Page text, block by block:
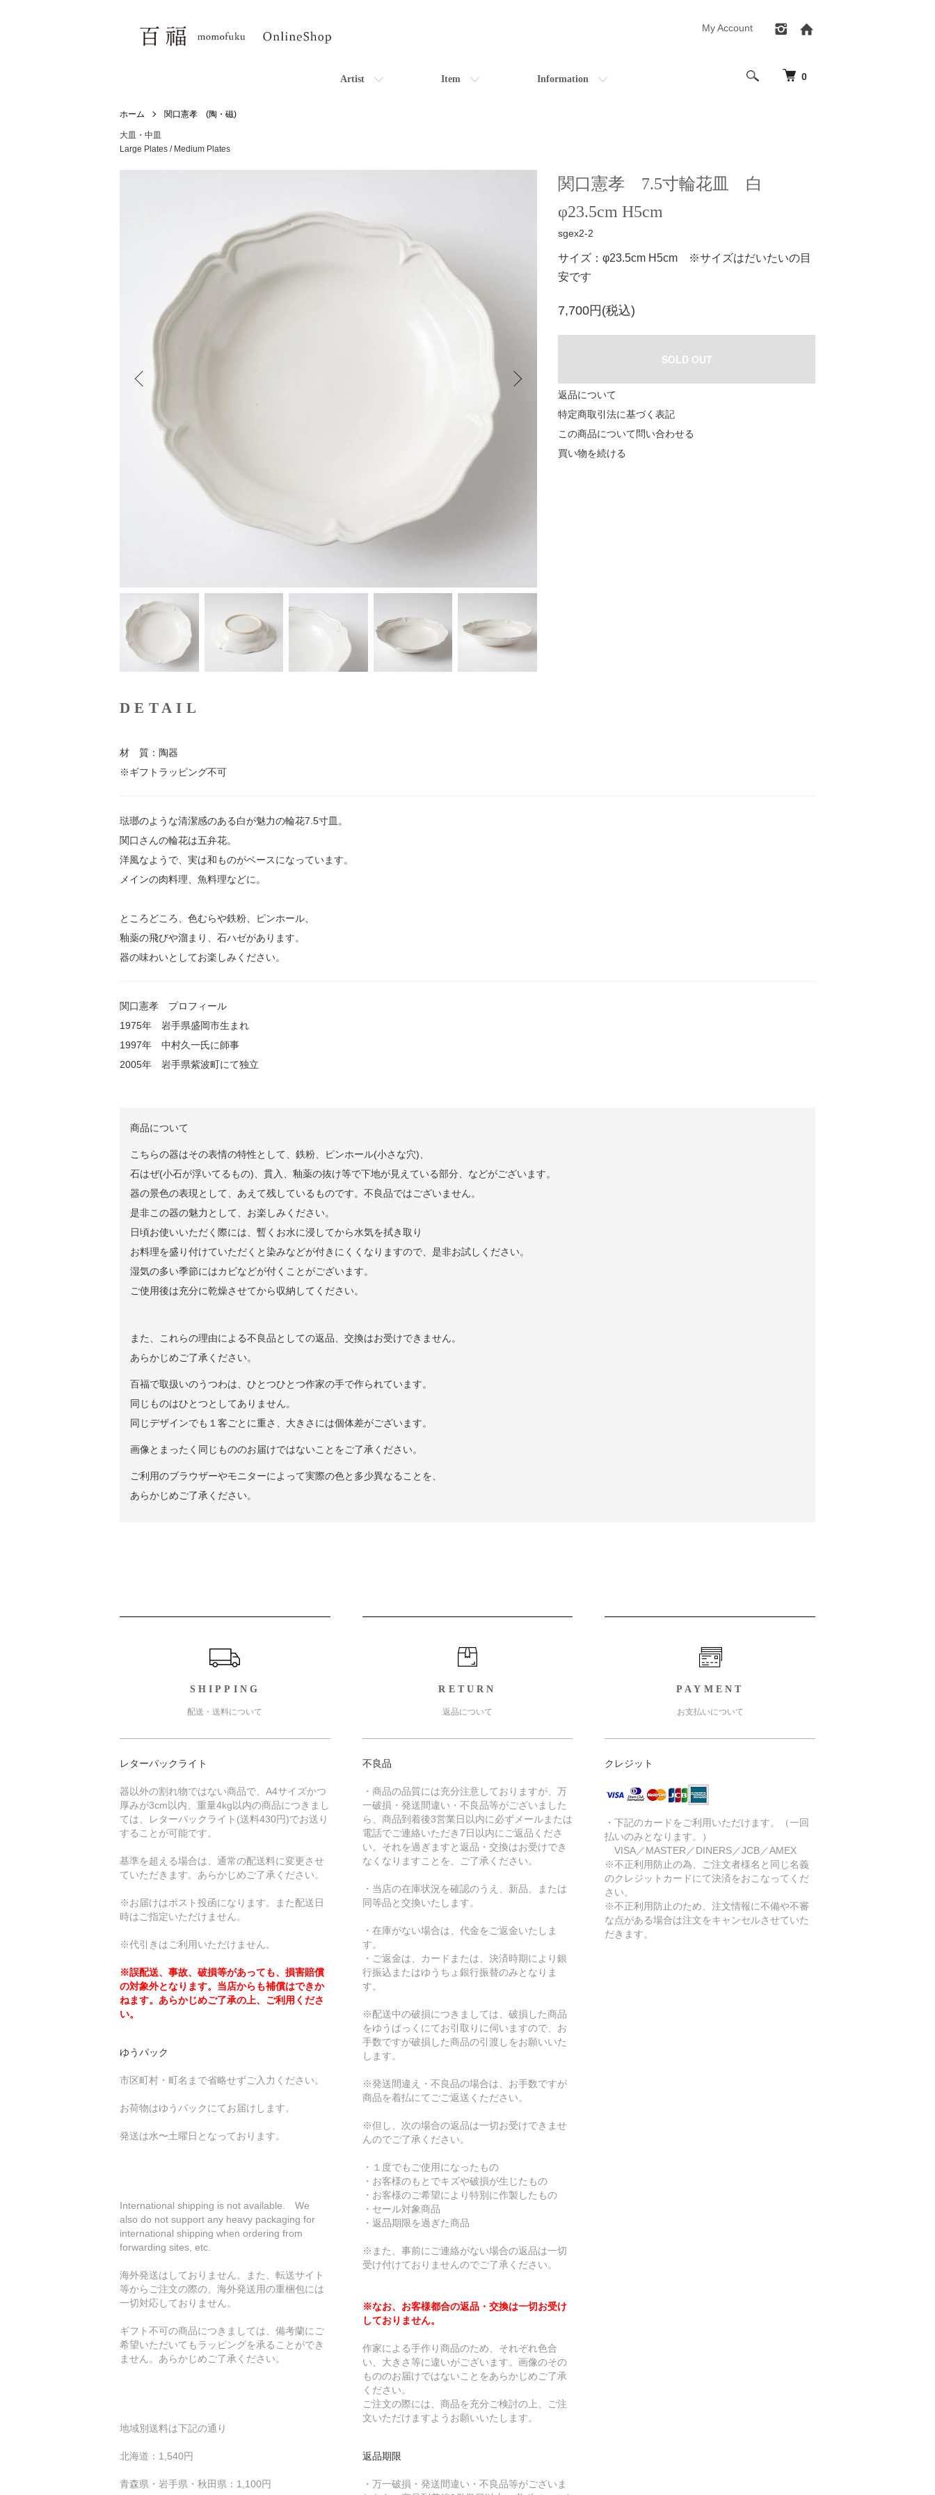
0
Artist Item Information
My Account
ホーム 関口憲孝 (陶・磁)
大皿・中皿
Large Plates / Medium Plates
関口憲孝 7.5寸輪花皿 白
φ23.5cm H5cm
sgex2-2
サイズ：φ23.5cm H5cm ※サイズはだいたいの目
安です
7,700円(税込)
SOLD OUT
返品について
特定商取引法に基づく表記
この商品について問い合わせる
買い物を続ける
DETAIL
材 質：陶器
※ギフトラッピング不可
琺瑯のような清潔感のある白が魅力の輪花7.5寸皿。
関口さんの輪花は五弁花。
洋風なようで、実は和ものがベースになっています。
メインの肉料理、魚料理などに。
ところどころ、色むらや鉄粉、ピンホール、
釉薬の飛びや溜まり、石ハゼがあります。
器の味わいとしてお楽しみください。
関口憲孝 プロフィール
1975年 岩手県盛岡市生まれ
1997年 中村久一氏に師事
2005年 岩手県紫波町にて独立
商品について
こちらの器はその表情の特性として、鉄粉、ピンホール(小さな穴)、
石はぜ(小石が浮いてるもの)、貫入、釉薬の抜け等で下地が見えている部分、などがございます。
器の景色の表現として、あえて残しているものです。不良品ではございません。
是非この器の魅力として、お楽しみください。
日頃お使いいただく際には、暫くお水に浸してから水気を拭き取り
お料理を盛り付けていただくと染みなどが付きにくくなりますので、是非お試しください。
湿気の多い季節にはカビなどが付くことがございます。
ご使用後は充分に乾燥させてから収納してください。
また、これらの理由による不良品としての返品、交換はお受けできません。
あらかじめご了承ください。
百福で取扱いのうつわは、ひとつひとつ作家の手で作られています。
同じものはひとつとしてありません。
同じデザインでも１客ごとに重さ、大きさには個体差がございます。
画像とまったく同じもののお届けではないことをご了承ください。
ご利用のブラウザーやモニターによって実際の色と多少異なることを、
あらかじめご了承ください。
SHIPPING
配送・送料について
レターパックライト
器以外の割れ物ではない商品で、A4サイズかつ
厚みが3cm以内、重量4kg以内の商品につきまし
ては、レターパックライト(送料430円)でお送り
することが可能です。
基準を超える場合は、通常の配送料に変更させ
ていただきます。あらかじめご了承ください。
※お届けはポスト投函になります。また配送日
時はご指定いただけません。
※代引きはご利用いただけません。
※誤配送、事故、破損等があっても、損害賠償
の対象外となります。当店からも補償はできか
ねます。あらかじめご了承の上、ご利用くださ
い。
ゆうパック
市区町村・町名まで省略せずご入力ください。
お荷物はゆうパックにてお届けします。
発送は水〜土曜日となっております。
International shipping is not available. We
also do not support any heavy packaging for
international shipping when ordering from
forwarding sites, etc.
海外発送はしておりません。また、転送サイト
等からご注文の際の、海外発送用の重梱包には
一切対応しておりません。
ギフト不可の商品につきましては、備考蘭にご
希望いただいてもラッピングを承ることができ
ません。あらかじめご了承ください。
地域別送料は下記の通り
北海道：1,540円
青森県・岩手県・秋田県：1,100円
RETURN
返品について
不良品
・商品の品質には充分注意しておりますが、万
一破損・発送間違い・不良品等がございました
ら、商品到着後3営業日以内に必ずメールまたは
電話でご連絡いただき7日以内にご返品くださ
い。それを過ぎますと返品・交換はお受けでき
なくなりますことを、ご了承ください。
・当店の在庫状況を確認のうえ、新品、または
同等品と交換いたします。
・在庫がない場合は、代金をご返金いたしま
す。
・ご返金は、カードまたは、決済時期により銀
行振込またはゆうちょ銀行振替のみとなりま
す。
※配送中の破損につきましては、破損した商品
をゆうぱっくにてお引取りに伺いますので、お
手数ですが破損した商品の引渡しをお願いいた
します。
※発送間違え・不良品の場合は、お手数ですが
商品を着払にてごご返送くたださい。
※但し、次の場合の返品は一切お受けできませ
んのでご了承ください。
・１度でもご使用になったもの
・お客様のもとでキズや破損が生じたもの
・お客様のご希望により特別に作製したもの
・セール対象商品
・返品期限を過ぎた商品
※また、事前にご連絡がない場合の返品は一切
受け付けておりませんのでご了承ください。
※なお、お客様都合の返品・交換は一切お受け
しておりません。
作家による手作り商品のため、それぞれ色合
い、大きさ等に違いがございます。画像のその
もののお届けではないことをあらかじめご了承
ください。
ご注文の際には、商品を充分ご検討の上、ご注
文いただけますようお願いいたします。
返品期限
・万一破損・発送間違い・不良品等がございま
PAYMENT
お支払いについて
クレジット
・下記のカードをご利用いただけます。（一回
払いのみとなります。）
VISA／MASTER／DINERS／JCB／AMEX
※不正利用防止の為、ご注文者様名と同じ名義
のクレジットカードにて決済をおこなってくだ
さい。
※不正利用防止のため、注文情報に不備や不審
な点がある場合は注文をキャンセルさせていた
だきます。